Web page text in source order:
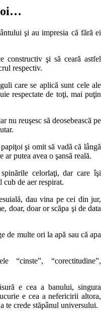
şi au impresia că fără ei
constructiv şi să ceară astfel
respectiv.
care se aplică sunt cele ale
respectate de toţi, mai puţin
nu reuşesc să deosebească pe
şi omit să vadă că lângă
ar putea avea o şansă reală.
celorlaţi, dar care îşi
cub de aer respirat.
dau vina pe cei din jur,
doar, doar or scăpa şi de data
de multe ori la apă sau că apa
“cinste”, “corectitudine”,
e cea a banului, singura
e cea a nefericirii altora,
te crede stăpânul universului.